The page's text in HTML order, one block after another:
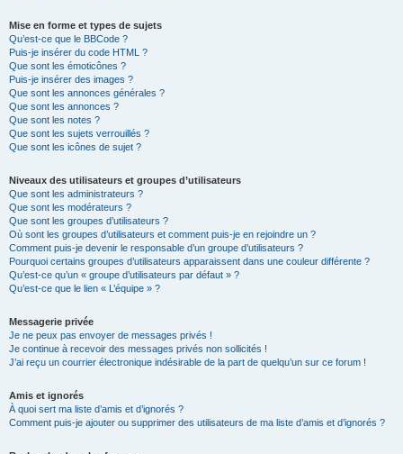
Mise en forme et types de sujets
Qu’est-ce que le BBCode ?
Puis-je insérer du code HTML ?
Que sont les émoticônes ?
Puis-je insérer des images ?
Que sont les annonces générales ?
Que sont les annonces ?
Que sont les notes ?
Que sont les sujets verrouillés ?
Que sont les icônes de sujet ?
Niveaux des utilisateurs et groupes d’utilisateurs
Que sont les administrateurs ?
Que sont les modérateurs ?
Que sont les groupes d’utilisateurs ?
Où sont les groupes d’utilisateurs et comment puis-je en rejoindre un ?
Comment puis-je devenir le responsable d’un groupe d’utilisateurs ?
Pourquoi certains groupes d’utilisateurs apparaissent dans une couleur différente ?
Qu’est-ce qu’un « groupe d’utilisateurs par défaut » ?
Qu’est-ce que le lien « L’équipe » ?
Messagerie privée
Je ne peux pas envoyer de messages privés !
Je continue à recevoir des messages privés non sollicités !
J’ai reçu un courrier électronique indésirable de la part de quelqu’un sur ce forum !
Amis et ignorés
À quoi sert ma liste d’amis et d’ignorés ?
Comment puis-je ajouter ou supprimer des utilisateurs de ma liste d’amis et d’ignorés ?